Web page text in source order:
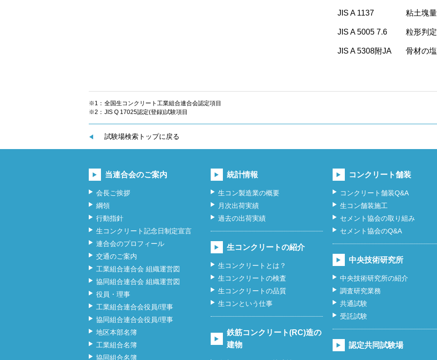
JIS A 1137 粘土塊量
JIS A 5005 7.6 粒形判
JIS A 5308附JA 骨材の
※1： 全国生コンクリート工業組合連合会認定項目
※2： JIS Q 17025認定(登録)試験項目
試験場検索トップに戻る
当連合会のご案内
会長ご挨拶
綱領
行動指針
生コンクリート記念日制定宣言
連合会のプロフィール
交通のご案内
工業組合連合会 組織運営図
協同組合連合会 組織運営図
役員・理事
工業組合連合会役員/理事
協同組合連合会役員/理事
地区本部名簿
工業組合名簿
協同組合名簿
統計情報
生コン製造業の概要
月次出荷実績
過去の出荷実績
生コンクリートの紹介
生コンクリートとは？
生コンクリートの検査
生コンクリートの品質
生コンという仕事
鉄筋コンクリート(RC)造の
建物
コンクリート舗装
コンクリート舗装Q&A
生コン舗装施工
セメント協会の取り組み
セメント協会のQ&A
中央技術研究所
中央技術研究所の紹介
調査研究業務
共通試験
受託試験
認定共同試験場